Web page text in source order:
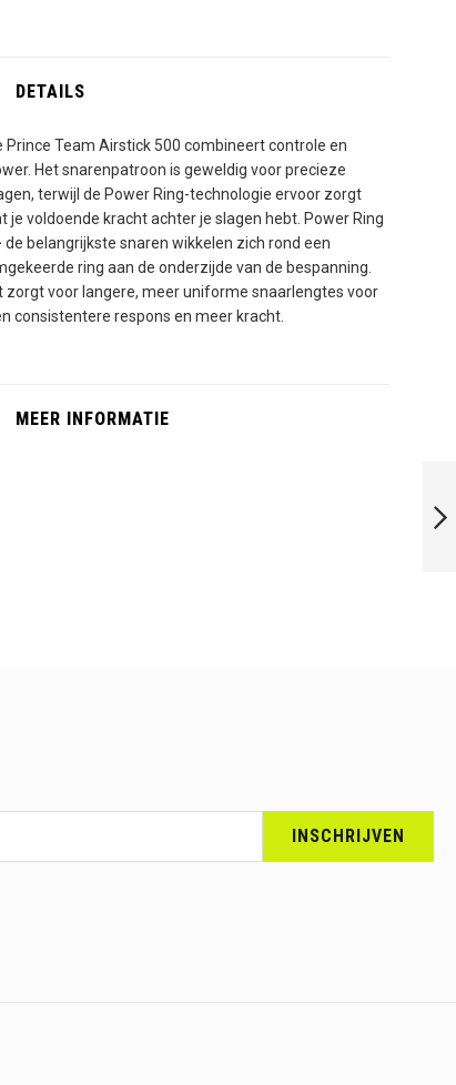
DETAILS
Prince Team Airstick 500 combineert controle en
Het snarenpatroon is geweldig voor precieze
terwijl de Power Ring-technologie ervoor zorgt
je voldoende kracht achter je slagen hebt. Power Ring
de belangrijkste snaren wikkelen zich rond een
ring aan de onderzijde van de bespanning.
zorgt voor langere, meer uniforme snaarlengtes voor
consistentere respons en meer kracht.
MEER INFORMATIE
INSCHRIJVEN